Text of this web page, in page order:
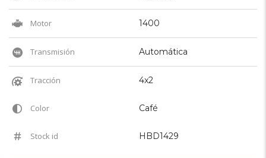
Motor 1400
Transmisión Automática
Tracción 4x2
Color Café
Stock id HBD1429